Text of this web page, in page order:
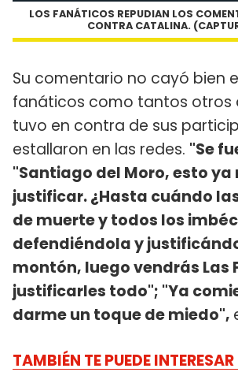
LOS FANÁTICOS REPUDIAN LOS
CONTRA CATALINA.
Su comentario no cayó bien
fanáticos como tantos otros
tuvo en contra de sus
estallaron en las redes. "Se
"Santiago del Moro, esto ya
justificar. ¿Hasta cuándo
de muerte y todos los
defendiéndola y
montón, luego vendrás Las
justificarles todo"; "Ya
darme un toque de miedo",
TAMBIÉN TE PUEDE INTERESAR